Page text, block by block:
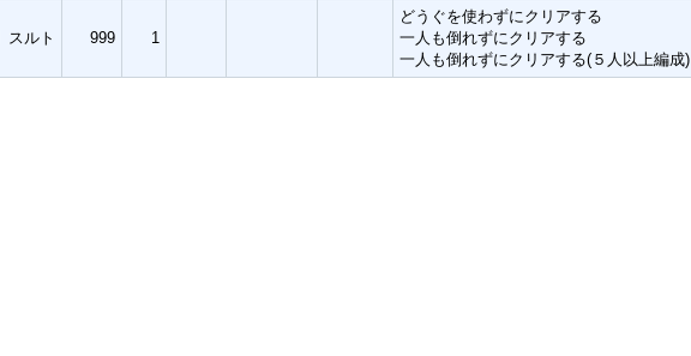
スルト 999 1
どうぐを使わずにクリアする
一人も倒れずにクリアする
一人も倒れずにクリアする(５人以上編成)